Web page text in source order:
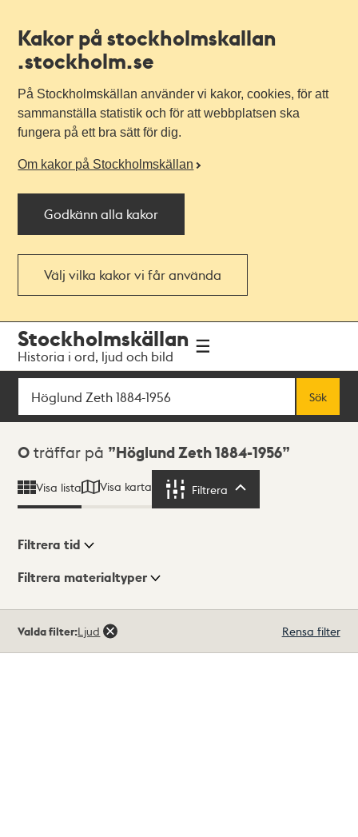
Kakor på stockholmskallan
.stockholm.se
På Stockholmskällan använder vi kakor, cookies, för att
sammanställa statistik och för att webbplatsen ska
fungera på ett bra sätt för dig.
Om kakor på Stockholmskällan
Godkänn alla kakor
Välj vilka kakor vi får använda
navigationen
huvudinnehållet
Stockholmskällan
Historia i ord, ljud och bild
Sök
Sök
Sökresultat
0 träffar på Höglund Zeth 1884-1956
Visa lista Visa karta Filtrera
Visningsläge
Filtrera tid
Filtrera materialtyper
träffar
Valda filter:Ljud Rensa filter